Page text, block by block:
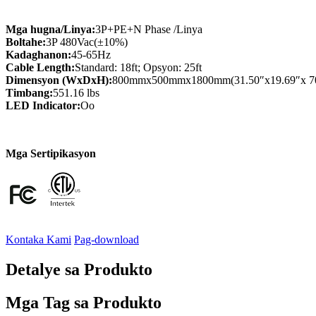
Mga hugna/Linya:3P+PE+N Phase /Linya
Boltahe:3P 480Vac(±10%)
Kadaghanon:45-65Hz
Cable Length:Standard: 18ft; Opsyon: 25ft
Dimensyon (WxDxH):800mmx500mmx1800mm(31.50″x19.69″x
Timbang:551.16 lbs
LED Indicator:Oo
Mga Sertipikasyon
Kontaka Kami Pag-download
Detalye sa Produkto
Mga Tag sa Produkto